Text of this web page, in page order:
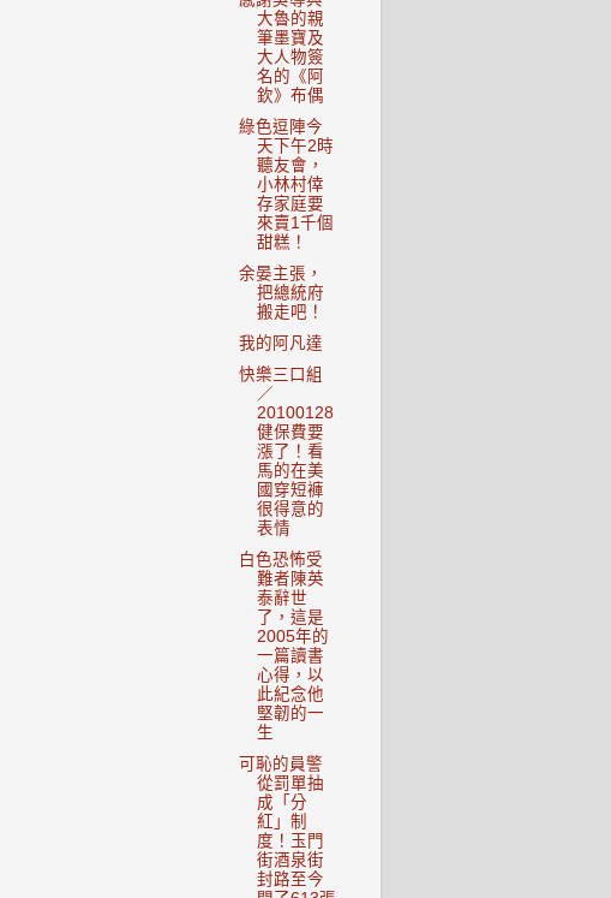
大魯的親
筆墨寶及
大人物簽
名的《阿
欽》布偶
綠色逗陣今
天下午2時
聽友會，
小林村倖
存家庭要
來賣1千個
甜糕！
余晏主張，
把總統府
搬走吧！
我的阿凡達
快樂三口組
／
20100128
健保費要
漲了！看
馬的在美
國穿短褲
很得意的
表情
白色恐怖受
難者陳英
泰辭世
了，這是
2005年的
一篇讀書
心得，以
此紀念他
堅韌的一
生
可恥的員警
從罰單抽
成「分
紅」制
度！玉門
街酒泉街
封路至今